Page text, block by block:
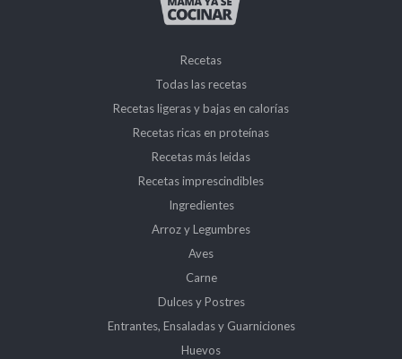
Recetas
Todas las recetas
Recetas ligeras y bajas en calorías
Recetas ricas en proteínas
Recetas más leidas
Recetas imprescindibles
Ingredientes
Arroz y Legumbres
Aves
Carne
Dulces y Postres
Entrantes, Ensaladas y Guarniciones
Huevos